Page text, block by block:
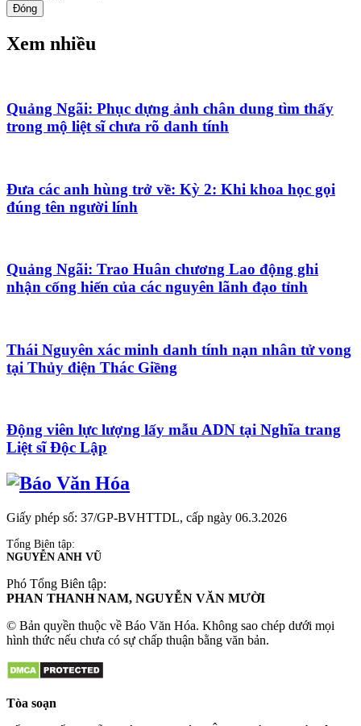
Đóng
Xem nhiều
Quảng Ngãi: Phục dựng ảnh chân dung tìm thấy
trong mộ liệt sĩ chưa rõ danh tính
Đưa các anh hùng trở về: Kỳ 2: Khi khoa học gọi
đúng tên người lính
Quảng Ngãi: Trao Huân chương Lao động ghi
nhận cống hiến của các nguyên lãnh đạo tỉnh
Thái Nguyên xác minh danh tính nạn nhân tử vong
tại Thủy điện Thác Giềng
Động viên lực lượng lấy mẫu ADN tại Nghĩa trang
Liệt sĩ Độc Lập
Giấy phép số: 37/GP-BVHTTDL, cấp ngày 06.3.2026
Tổng Biên tập:
NGUYỄN ANH VŨ
Phó Tổng Biên tập:
PHAN THANH NAM, NGUYỄN VĂN MƯỜI
© Bản quyền thuộc về Báo Văn Hóa. Không sao chép dưới mọi
hình thức nếu chưa có sự chấp thuận bằng văn bản.
Tòa soạn